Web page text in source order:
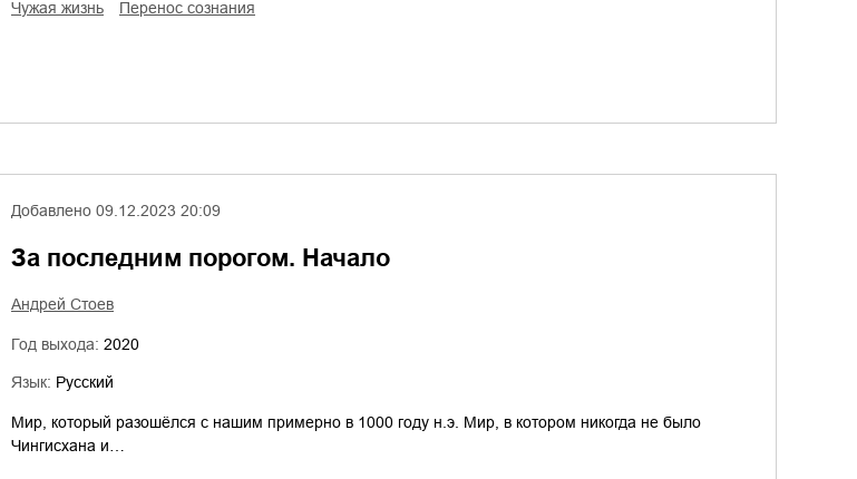
чужая жизнь
перенос сознания
Добавлено 09.12.2023 20:09
За последним порогом. Начало
Андрей Стоев
Год выхода: 2020
Язык: Русский
Мир, который разошёлся с нашим примерно в 1000 году н.э. Мир, в котором никогда не было
Чингисхана и…